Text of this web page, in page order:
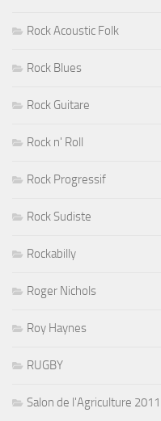
Rock Acoustic Folk
Rock Blues
Rock Guitare
Rock n' Roll
Rock Progressif
Rock Sudiste
Rockabilly
Roger Nichols
Roy Haynes
RUGBY
Salon de l'Agriculture 2011